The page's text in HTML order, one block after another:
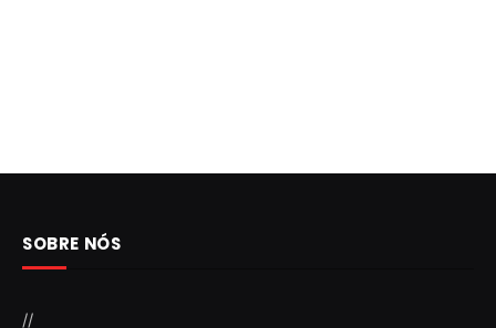
SOBRE NÓS
//